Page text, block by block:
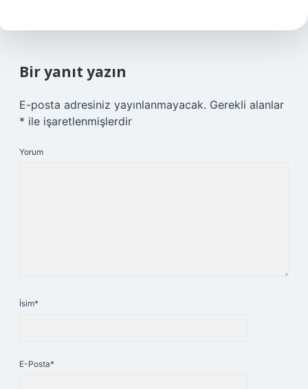
Bir yanıt yazın
E-posta adresiniz yayınlanmayacak. Gerekli alanlar
* ile işaretlenmişlerdir
Yorum
İsim*
E-Posta*